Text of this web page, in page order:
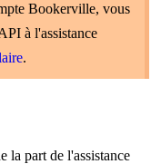
Bookerville, vous
à l'assistance
.
la part de l'assistance